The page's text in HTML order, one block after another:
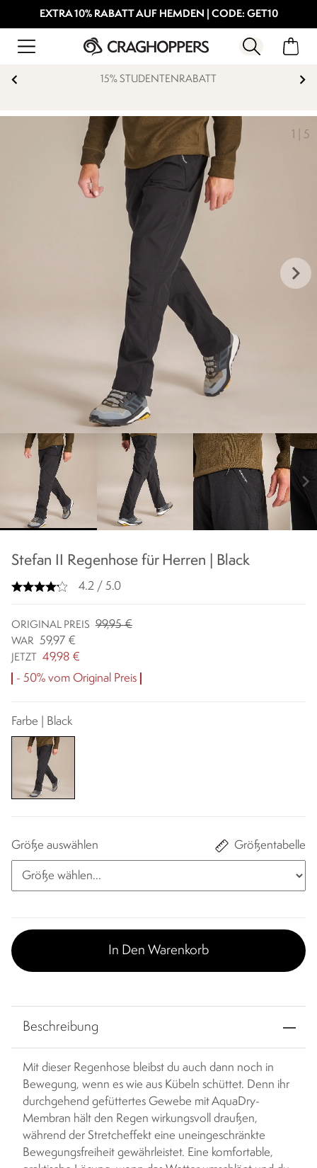
EXTRA 10% RABATT AUF HEMDEN | CODE: GET10
1 5
keyboard_arrow_right
chevron_right
Stefan II Regenhose für Herren | Black
4.2 / 5.0
ORIGINAL PREIS 99,95 €
WAR 59,97 €
JETZT 49,98 €
- 50% vom Original Preis
Farbe | Black
Größe auswählen Größentabelle
In Den Warenkorb
Beschreibung
Mit dieser Regenhose bleibst du auch dann noch in
Bewegung, wenn es wie aus Kübeln schüttet. Denn ihr
durchgehend gefüttertes Gewebe mit AquaDry-
Membran hält den Regen wirkungsvoll draußen,
während der Stretcheffekt eine uneingeschränkte
Bewegungsfreiheit gewährleistet. Eine komfortable,